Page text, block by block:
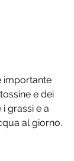
e dei
grassi e a
al giorno.